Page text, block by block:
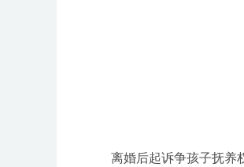
离婚后起诉争孩子抚养